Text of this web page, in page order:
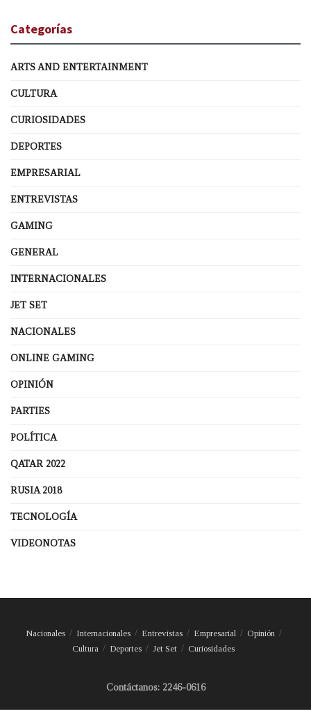
Categorías
ARTS AND ENTERTAINMENT
CULTURA
CURIOSIDADES
DEPORTES
EMPRESARIAL
ENTREVISTAS
GAMING
GENERAL
INTERNACIONALES
JET SET
NACIONALES
ONLINE GAMING
OPINIÓN
PARTIES
POLÍTICA
QATAR 2022
RUSIA 2018
TECNOLOGÍA
VIDEONOTAS
Nacionales Internacionales Entrevistas Empresarial
Opinión
Cultura
Deportes Jet Set Curiosidades
Contáctanos: 2246-0616